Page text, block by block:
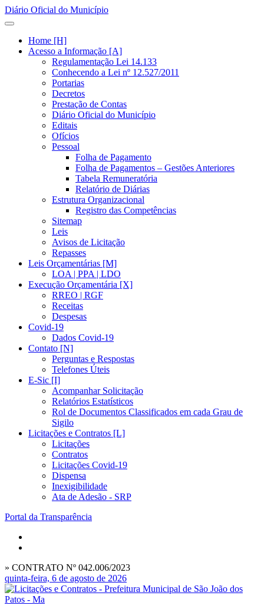
Diário Oficial do Município
Home [H]
Acesso a Informação [A]
Regulamentação Lei 14.133
Conhecendo a Lei nº 12.527/2011
Portarias
Decretos
Prestação de Contas
Diário Oficial do Município
Editais
Ofícios
Pessoal
Folha de Pagamento
Folha de Pagamentos – Gestões Anteriores
Tabela Remuneratória
Relatório de Diárias
Estrutura Organizacional
Registro das Competências
Sitemap
Leis
Avisos de Licitação
Repasses
Leis Orçamentárias [M]
LOA | PPA | LDO
Execução Orçamentária [X]
RREO | RGF
Receitas
Despesas
Covid-19
Dados Covid-19
Contato [N]
Perguntas e Respostas
Telefones Úteis
E-Sic [I]
Acompanhar Solicitação
Relatórios Estatísticos
Rol de Documentos Classificados em cada Grau de
Sigilo
Licitações e Contratos [L]
Licitações
Contratos
Licitações Covid-19
Dispensa
Inexigibilidade
Ata de Adesão - SRP
Portal da Transparência
» CONTRATO Nº 042.006/2023
quinta-feira, 6 de agosto de 2026